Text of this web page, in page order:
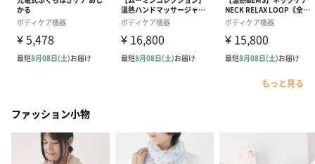
もっと見る
ファッション小物